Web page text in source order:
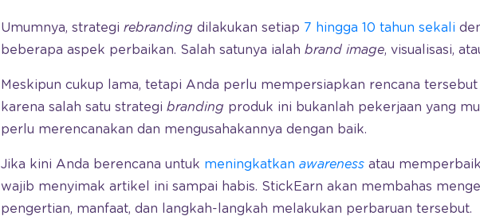
Umumnya, strategi rebranding dilakukan setiap 7 hingga 10 tahun sekali
beberapa aspek perbaikan. Salah satunya ialah brand image, visualisasi,
Meskipun cukup lama, tetapi Anda perlu mempersiapkan rencana
karena salah satu strategi branding produk ini bukanlah pekerjaan yang
perlu merencanakan dan mengusahakannya dengan baik.
Jika kini Anda berencana untuk meningkatkan awareness atau
wajib menyimak artikel ini sampai habis. StickEarn akan membahas
pengertian, manfaat, dan langkah-langkah melakukan perbaruan tersebut.